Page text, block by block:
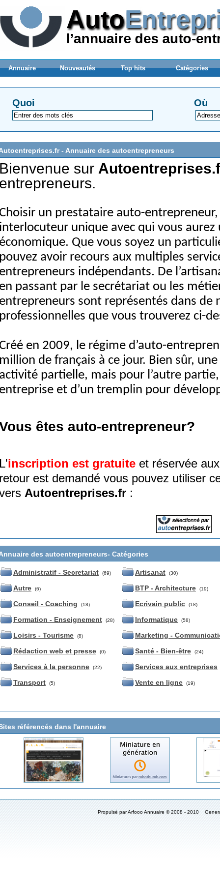
Annuaire Nouveautés Top hits Catégories
Quoi Où
- Annuaire des autoentrepreneurs
sur
un prestataire auto-
unique avec qui vous
Que vous soyez un
avoir recours aux multiples
indépendants. De
passant par le secrétariat ou les
sont représentés dans de
que vous trouverez ci-
en 2009, le régime d’auto-
de français à ce jour. Bien sûr,
partielle, mais pour l’autre partie,
et d’un tremplin pour
êtes auto-entrepreneur?
inscription est gratuite et réservée
est demandé vous pouvez utiliser
Autoentreprises.fr :
des autoentrepreneurs- Catégories
Administratif - Secretariat (69)
Autre (6)
Conseil - Coaching (18)
Formation - Enseignement (28)
Loisirs - Tourisme (8)
Rédaction web et presse (0)
Services à la personne (22)
Transport (5)
Artisanat (30)
BTP - Architecture (19)
Ecrivain public (18)
Informatique (58)
Marketing -
Santé - Bien-être
(24)
Services aux entreprises
Vente en ligne
(19)
référencés dans l'annuaire
Propulsé par Arfooo Annuaire © 2008 - 2010